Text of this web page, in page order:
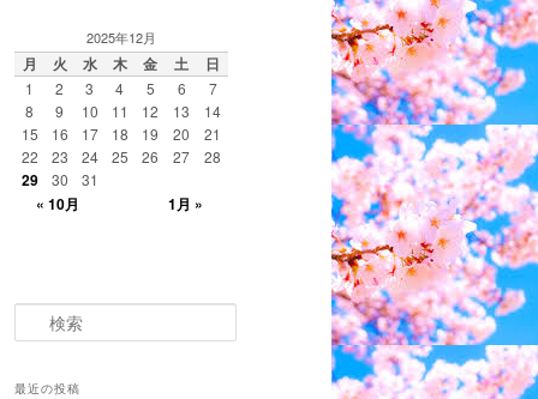
2025年12月
月 火 水 木 金 土 日
1 2 3 4 5 6
7
8
9 10 11 12 13
14
15
16 17 18 19 20
21
22
23 24 25 26 27 28
29 30 31
« 10月 1月 »
索
最近の投稿